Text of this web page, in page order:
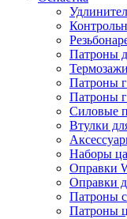
Патроны
Патроны
Патроны
Силовые
Втулки
Наборы
Оправки
Оправки
Патроны
Патроны